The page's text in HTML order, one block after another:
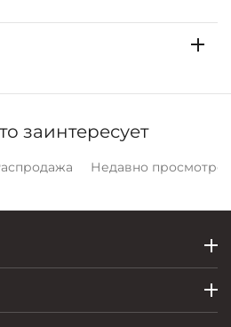
заинтересует
Недавно